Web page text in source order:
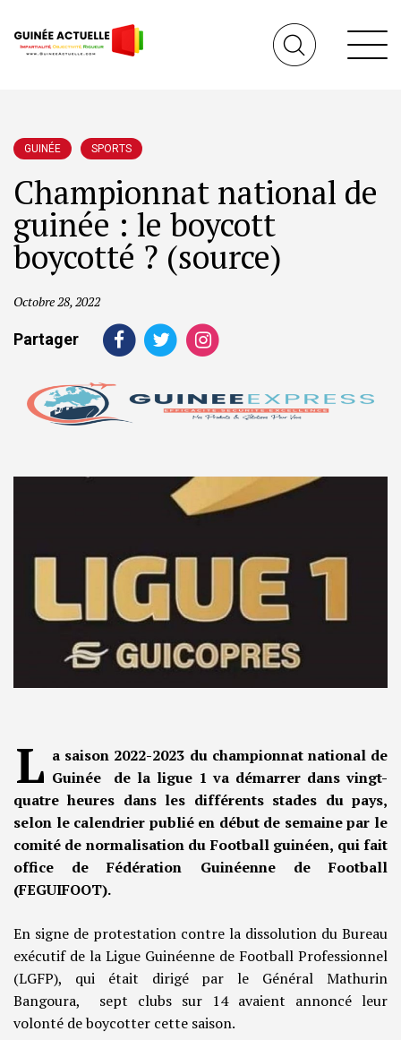
GUINÉE SPORTS
Championnat national de
guinée : le boycott
boycotté ? (source)
Octobre 28, 2022
Partager
L a saison 2022-2023 du championnat national de
Guinée de la ligue 1 va démarrer dans vingt-
quatre heures dans les différents stades du pays,
selon le calendrier publié en début de semaine par le
comité de normalisation du Football guinéen, qui fait
office de Fédération Guinéenne de Football
(FEGUIFOOT).
En signe de protestation contre la dissolution du Bureau
exécutif de la Ligue Guinéenne de Football Professionnel
(LGFP), qui était dirigé par le Général Mathurin
Bangoura, sept clubs sur 14 avaient annoncé leur
volonté de boycotter cette saison.